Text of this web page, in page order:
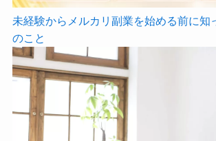
未経験からメルカリ副業を始める前に知
のこと